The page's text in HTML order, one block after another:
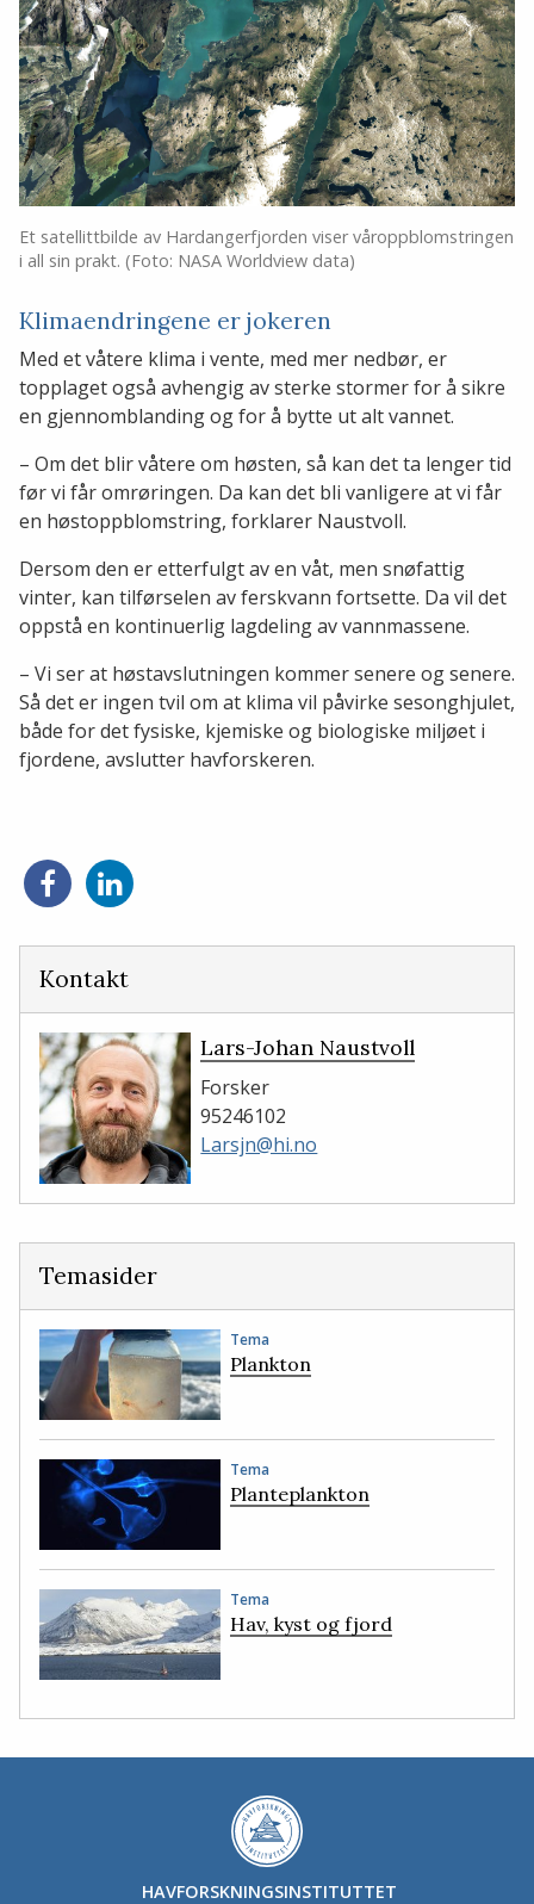
Et satellittbilde av Hardangerfjorden viser våroppblomstringen
i all sin prakt. (Foto: NASA Worldview data)
Klimaendringene er jokeren
Med et våtere klima i vente, med mer nedbør, er
topplaget også avhengig av sterke stormer for å sikre
en gjennomblanding og for å bytte ut alt vannet.
– Om det blir våtere om høsten, så kan det ta lenger tid
før vi får omrøringen. Da kan det bli vanligere at vi får
en høstoppblomstring, forklarer Naustvoll.
Dersom den er etterfulgt av en våt, men snøfattig
vinter, kan tilførselen av ferskvann fortsette. Da vil det
oppstå en kontinuerlig lagdeling av vannmassene.
– Vi ser at høstavslutningen kommer senere og senere.
Så det er ingen tvil om at klima vil påvirke sesonghjulet,
både for det fysiske, kjemiske og biologiske miljøet i
fjordene, avslutter havforskeren.
Del
på
Del
på
Kontakt
Lars-Johan Naustvoll
Forsker
95246102
Larsjn@hi.no
Temasider
Tema
Plankton
Tema
Planteplankton
Tema
Hav, kyst og fjord
HAVFORSKNINGSINSTITUTTET